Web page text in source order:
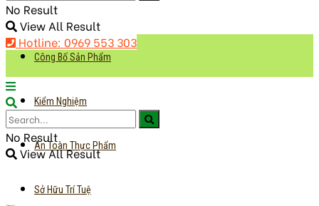
No Result
View All Result
Hotline: 0969 553 303
Công Bố Sản Phẩm
Kiểm Nghiệm
An Toàn Thực Phẩm
Sở Hữu Trí Tuệ
No Result
View All Result